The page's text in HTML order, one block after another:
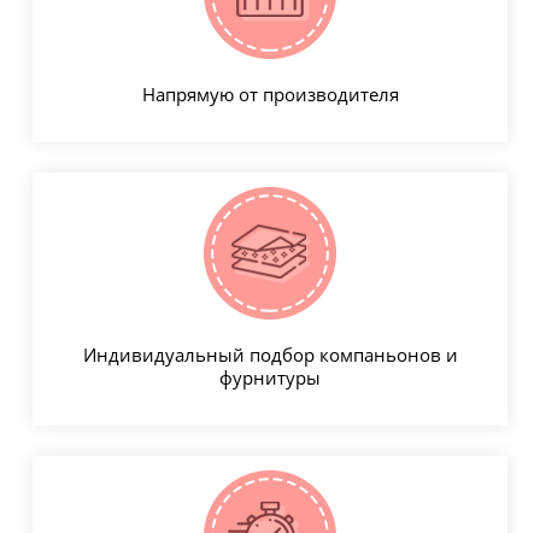
Напрямую от производителя
Индивидуальный подбор компаньонов и
фурнитуры